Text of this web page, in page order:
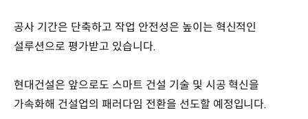
공사 기간은 단축하고 작업 안전성은 높이는 혁신적인
설루션으로 평가받고 있습니다.
현대건설은 앞으로도 스마트 건설 기술 및 시공 혁신을
가속화해 건설업의 패러다임 전환을 선도할 예정입니다.